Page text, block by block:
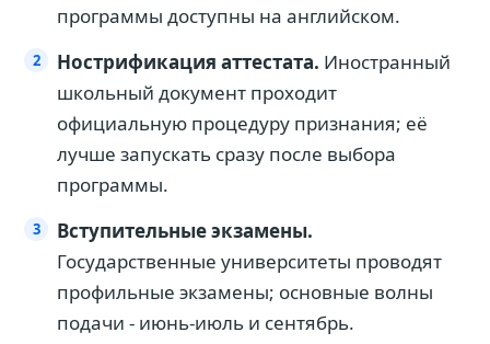
программы доступны на английском.
Нострификация аттестата. Иностранный
школьный документ проходит
официальную процедуру признания; её
лучше запускать сразу после выбора
программы.
Вступительные экзамены.
Государственные университеты проводят
профильные экзамены; основные волны
подачи - июнь-июль и сентябрь.